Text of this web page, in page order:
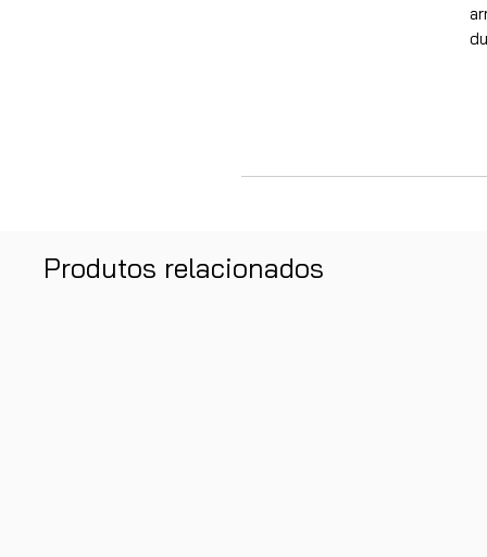
Produtos relacionados